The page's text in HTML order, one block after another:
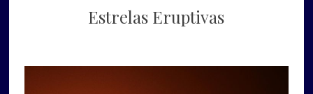
Estrelas Eruptivas